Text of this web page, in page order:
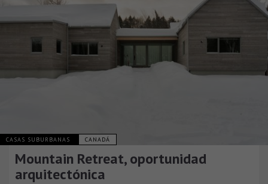
CASAS SUBURBANAS CANADÁ
Mountain Retreat, oportunidad
arquitectónica